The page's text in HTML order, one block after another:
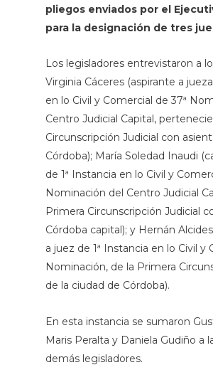
pliegos enviados por el
para la designación de tres
Los legisladores entrevistaron a
Virginia Cáceres (aspirante a
en lo Civil y Comercial de 37ª
Centro Judicial Capital,
Circunscripción Judicial con
Córdoba); María Soledad Inaudi
de 1ª Instancia en lo Civil y
Nominación del Centro Judicial
Primera Circunscripción Judicial
Córdoba capital); y Hernán
a juez de 1ª Instancia en lo Civil y
Nominación, de la Primera
de la ciudad de Córdoba).
En esta instancia se sumaron
Maris Peralta y Daniela Gudiño a
demás legisladores.